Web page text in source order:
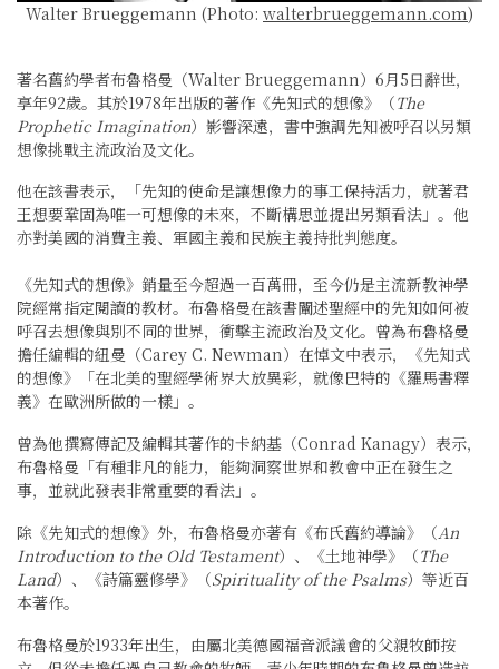
Walter Brueggemann (Photo: walterbrueggemann.com)
著名舊約學者布魯格曼（Walter Brueggemann）6月5日辭世，
享年92歲。其於1978年出版的著作《先知式的想像》（The
Prophetic Imagination）影響深遠，書中強調先知被呼召以另類
想像挑戰主流政治及文化。
他在該書表示，「先知的使命是讓想像力的事工保持活力，就著君
王想要鞏固為唯一可想像的未來，不斷構思並提出另類看法」。他
亦對美國的消費主義、軍國主義和民族主義持批判態度。
《先知式的想像》銷量至今超過一百萬冊，至今仍是主流新教神學
院經常指定閱讀的教材。布魯格曼在該書闡述聖經中的先知如何被
呼召去想像與別不同的世界，衝擊主流政治及文化。曾為布魯格曼
擔任編輯的紐曼（Carey C. Newman）在悼文中表示，《先知式
的想像》「在北美的聖經學術界大放異彩，就像巴特的《羅馬書釋
義》在歐洲所做的一樣」。
曾為他撰寫傳記及編輯其著作的卡納基（Conrad Kanagy）表示，
布魯格曼「有種非凡的能力，能夠洞察世界和教會中正在發生之
事，並就此發表非常重要的看法」。
除《先知式的想像》外，布魯格曼亦著有《布氏舊約導論》（An
Introduction to the Old Testament）、《土地神學》（The
Land）、《詩篇靈修學》（Spirituality of the Psalms）等近百
本著作。
布魯格曼於1933年出生，由屬北美德國福音派議會的父親牧師按